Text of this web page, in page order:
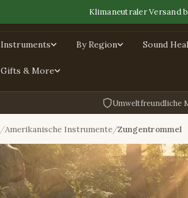
Klimaneutraler Versand
Instruments By Region Sound
Gifts & More
Umweltfreundliche
Amerikanische Instrumente Zungentrommel